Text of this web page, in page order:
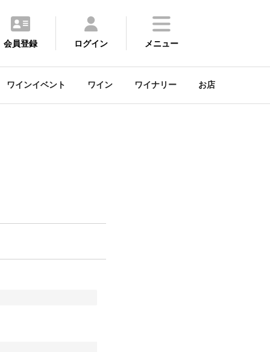
会員登録 ログイン メニュー
ワインイベント ワイン ワイナリー お店